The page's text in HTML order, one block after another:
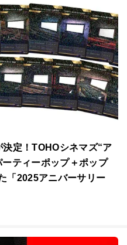
定！TOHOシネマズ“ア
ティーポップ＋ポップ
「2025アニバーサリー